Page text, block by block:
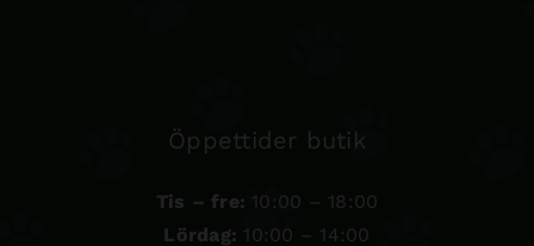
Öppettider butik
Tis – fre: 10:00 – 18:00
Lördag: 10:00 – 14:00